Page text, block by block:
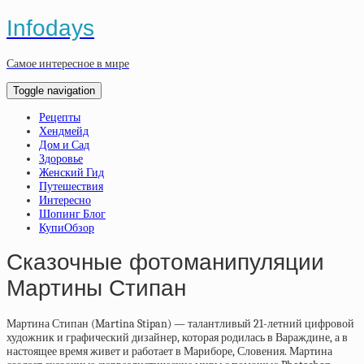
Infodays
Самое интересное в мире
Toggle navigation
Рецепты
Хендмейд
Дом и Сад
Здоровье
Женский Гид
Путешествия
Интересно
Шопинг Блог
КупиОбзор
Сказочные фотоманипуляции
Мартины Стипан
Мартина Стипан (Martina Stipan) — талантливый 21-летний цифровой
художник и графический дизайнер, которая родилась в Вараждине, а в
настоящее время живет и работает в Мариборе, Словения. Мартина